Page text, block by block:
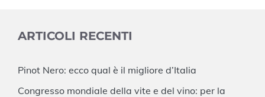
ARTICOLI RECENTI
Pinot Nero: ecco qual è il migliore d’Italia
Congresso mondiale della vite e del vino: per la